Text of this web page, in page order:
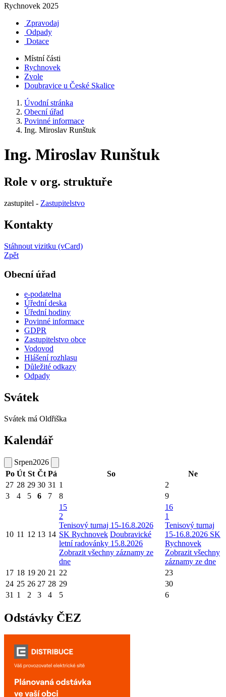
Rychnovek 2025
Zpravodaj
Odpady
Dotace
Místní části
Rychnovek
Zvole
Doubravice u České Skalice
Úvodní stránka
Obecní úřad
Povinné informace
Ing. Miroslav Runštuk
Ing. Miroslav Runštuk
Role v org. struktuře
zastupitel - Zastupitelstvo
Kontakty
Stáhnout vizitku (vCard)
Zpět
Obecní úřad
e-podatelna
Úřední deska
Úřední hodiny
Povinné informace
GDPR
Zastupitelstvo obce
Vodovod
Hlášení rozhlasu
Důležité odkazy
Odpady
Svátek
Svátek má Oldřiška
Kalendář
Srpen2026
Po Út St Čt Pá So
Ne
27 28 29 30 31 1
2
3
4 5 6 7 8 9
10 11 12 13 14
15
2
Tenisový turnaj 15-16.8.2026
SK Rychnovek Doubravické
letní radovánky 15.8.2026
Zobrazit všechny záznamy ze
dne
16
1
Tenisový turnaj
15-16.8.2026 SK
Rychnovek
Zobrazit všechny
záznamy ze dne
17 18 19 20 21 22
23
24 25 26 27 28 29
30
31 1 2 3 4 5 6
Odstávky ČEZ